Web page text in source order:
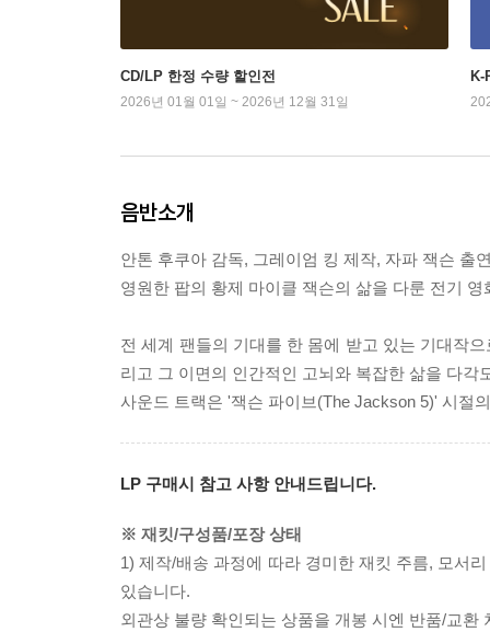
CD/LP 한정 수량 할인전
2026년 01월 01일 ~ 2026년 12월 31일
K-
음반소개
안톤 후쿠아 감독, 그레이엄 킹 제작, 자파 잭슨 출
영원한 팝의 황제 마이클 잭슨의 삶을 다룬 전기
전 세계 팬들의 기대를 한 몸에 받고 있는 기대작
리고 그 이면의 인간적인 고뇌와 복잡한 삶을 다각
사운드 트랙은 '잭슨 파이브(The Jackson 5)' 시절
LP 구매시 참고 사항 안내드립니다.
※ 재킷/구성품/포장 상태
1) 제작/배송 과정에 따라 경미한 재킷 주름, 모서
있습니다.
외관상 불량 확인되는 상품을 개봉 시엔 반품/교환